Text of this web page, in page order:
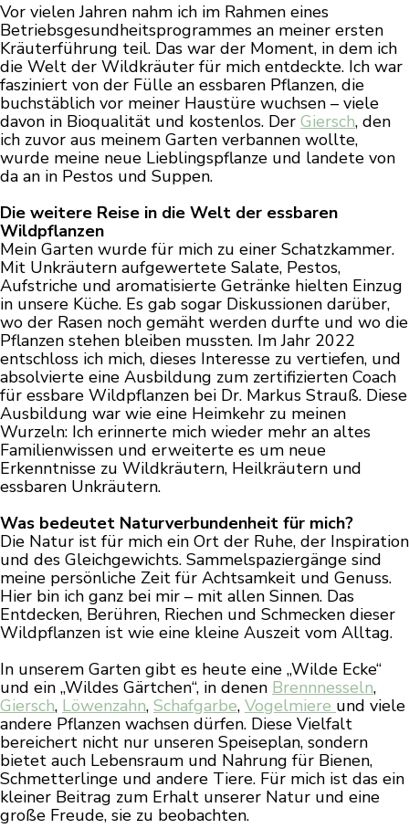
Vor vielen Jahren nahm ich im Rahmen eines
Betriebsgesundheitsprogrammes an meiner ersten
Kräuterführung teil. Das war der Moment, in dem ich
die Welt der Wildkräuter für mich entdeckte. Ich war
fasziniert von der Fülle an essbaren Pflanzen, die
buchstäblich vor meiner Haustüre wuchsen – viele
davon in Bioqualität und kostenlos. Der Giersch, den
ich zuvor aus meinem Garten verbannen wollte,
wurde meine neue Lieblingspflanze und landete von
da an in Pestos und Suppen.
Die weitere Reise in die Welt der essbaren
Wildpflanzen
Mein Garten wurde für mich zu einer Schatzkammer.
Mit Unkräutern aufgewertete Salate, Pestos,
Aufstriche und aromatisierte Getränke hielten Einzug
in unsere Küche. Es gab sogar Diskussionen darüber,
wo der Rasen noch gemäht werden durfte und wo die
Pflanzen stehen bleiben mussten. Im Jahr 2022
entschloss ich mich, dieses Interesse zu vertiefen, und
absolvierte eine Ausbildung zum zertifizierten Coach
für essbare Wildpflanzen bei Dr. Markus Strauß. Diese
Ausbildung war wie eine Heimkehr zu meinen
Wurzeln: Ich erinnerte mich wieder mehr an altes
Familienwissen und erweiterte es um neue
Erkenntnisse zu Wildkräutern, Heilkräutern und
essbaren Unkräutern.
Was bedeutet Naturverbundenheit für mich?
Die Natur ist für mich ein Ort der Ruhe, der Inspiration
und des Gleichgewichts. Sammelspaziergänge sind
meine persönliche Zeit für Achtsamkeit und Genuss.
Hier bin ich ganz bei mir – mit allen Sinnen. Das
Entdecken, Berühren, Riechen und Schmecken dieser
Wildpflanzen ist wie eine kleine Auszeit vom Alltag.
In unserem Garten gibt es heute eine „Wilde Ecke“
und ein „Wildes Gärtchen“, in denen Brennnesseln,
Giersch, Löwenzahn, Schafgarbe, Vogelmiere und viele
andere Pflanzen wachsen dürfen. Diese Vielfalt
bereichert nicht nur unseren Speiseplan, sondern
bietet auch Lebensraum und Nahrung für Bienen,
Schmetterlinge und andere Tiere. Für mich ist das ein
kleiner Beitrag zum Erhalt unserer Natur und eine
große Freude, sie zu beobachten.